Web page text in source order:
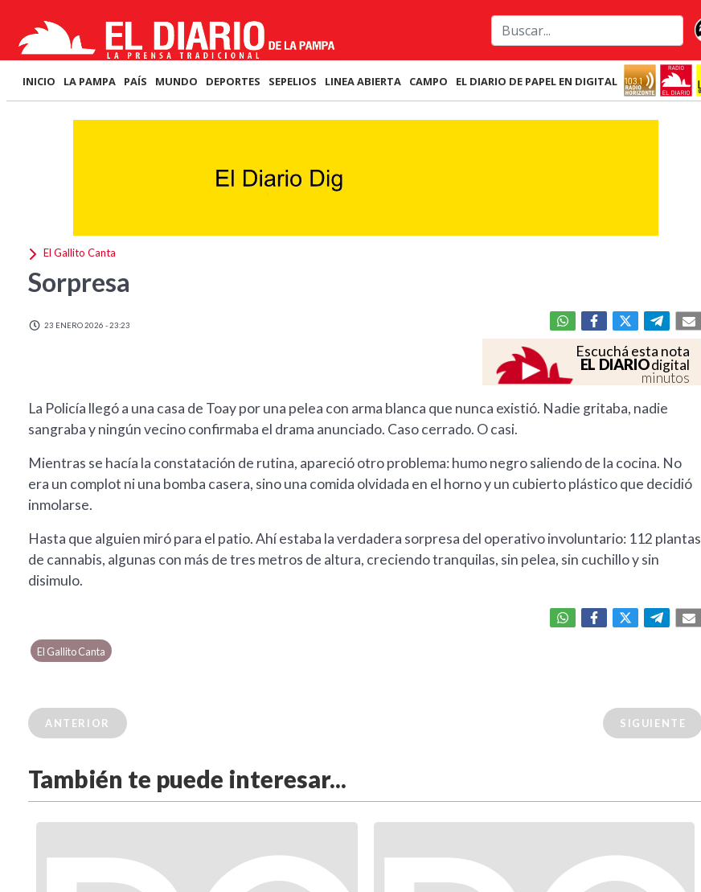
INICIO LA PAMPA PAÍS MUNDO DEPORTES SEPELIOS LINEA ABIERTA CAMPO EL DIARIO DE PAPEL EN DIGITAL
El Gallito Canta
Sorpresa
23 ENERO 2026 - 23:23
Escuchá esta nota
EL DIARIOdigital
minutos
La Policía llegó a una casa de Toay por una pelea con arma blanca que nunca existió. Nadie gritaba, nadie
sangraba y ningún vecino confirmaba el drama anunciado. Caso cerrado. O casi.
Mientras se hacía la constatación de rutina, apareció otro problema: humo negro saliendo de la cocina. No
era un complot ni una bomba casera, sino una comida olvidada en el horno y un cubierto plástico que decidió
inmolarse.
Hasta que alguien miró para el patio. Ahí estaba la verdadera sorpresa del operativo involuntario: 112 plantas
de cannabis, algunas con más de tres metros de altura, creciendo tranquilas, sin pelea, sin cuchillo y sin
disimulo.
El Gallito Canta
ANTERIOR SIGUIENTE
También te puede interesar...